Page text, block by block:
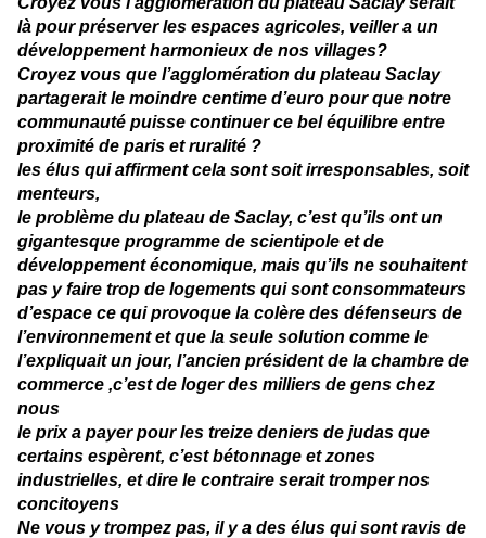
là pour préserver les espaces agricoles, veiller a un
développement harmonieux de nos villages?
Croyez vous que l’agglomération du plateau Saclay
partagerait le moindre centime d’euro pour que notre
communauté puisse continuer ce bel équilibre entre
proximité de paris et ruralité ?
les élus qui affirment cela sont soit irresponsables, soit
menteurs,
le problème du plateau de Saclay, c’est qu’ils ont un
gigantesque programme de scientipole et de
développement économique, mais qu’ils ne souhaitent
pas y faire trop de logements qui sont consommateurs
d’espace ce qui provoque la colère des défenseurs de
l’environnement et que la seule solution comme le
l’expliquait un jour, l’ancien président de la chambre de
commerce ,c’est de loger des milliers de gens chez
nous
le prix a payer pour les treize deniers de judas que
certains espèrent, c’est bétonnage et zones
industrielles, et dire le contraire serait tromper nos
concitoyens
Ne vous y trompez pas, il y a des élus qui sont ravis de